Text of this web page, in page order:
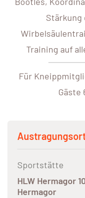
Stärkung
Training auf
Für
Gäste
Sportstätte
HLW Hermagor
Hermagor